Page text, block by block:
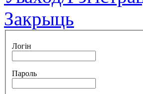
Закрыць
Логін
Пароль